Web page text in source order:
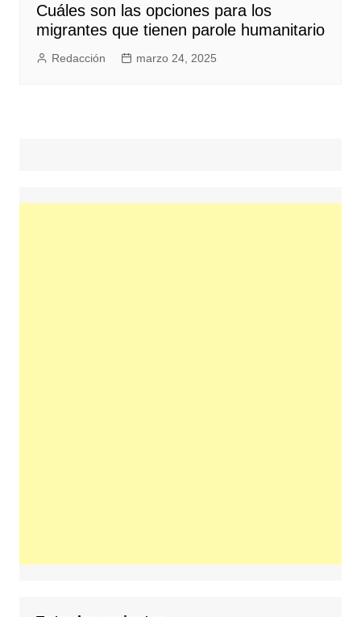
Cuáles son las opciones para los
migrantes que tienen parole humanitario
Redacción marzo 24, 2025